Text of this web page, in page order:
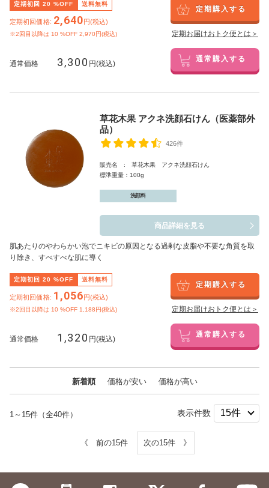
定期初回 20 %OFF 送料無料
定期初回価格: 2,640円(税込)
※2回目以降は 10 %OFF 2,970円(税込)
定期購入する
定期お届けおトク便とは＞
通常価格 3,300 円(税込) 通常購入する
草花木果 アクネ洗顔石けん（医薬部外
品）
426件
販売名 : 草花木果 アクネ洗顔石けん
標準重量：100g
洗顔料
商品詳細を見る
肌あたりのやわらかい泡でニキビの原因となる過剰な皮脂や不要な角質を取
り除き、すべすべな肌に導く
定期初回 20 %OFF 送料無料
定期初回価格: 1,056円(税込)
※2回目以降は 10 %OFF 1,188円(税込)
定期購入する
定期お届けおトク便とは＞
通常価格 1,320 円(税込) 通常購入する
新着順 価格が安い 価格が高い
1～15件（全40件） 表示件数
《 前の15件 次の15件 》